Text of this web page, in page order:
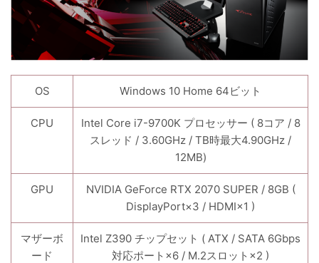
OS Windows 10 Home 64ビット
CPU
Intel Core i7-9700K プロセッサー ( 8コア / 8
スレッド / 3.60GHz / TB時最大4.90GHz /
12MB)
GPU
NVIDIA GeForce RTX 2070 SUPER / 8GB (
DisplayPort×3 / HDMI×1 )
マザーボ
ード
Intel Z390 チップセット ( ATX / SATA 6Gbps
対応ポート×6 / M.2スロット×2 )